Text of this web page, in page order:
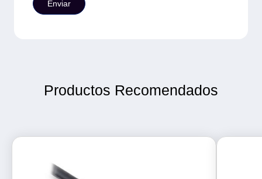
Productos Recomendados